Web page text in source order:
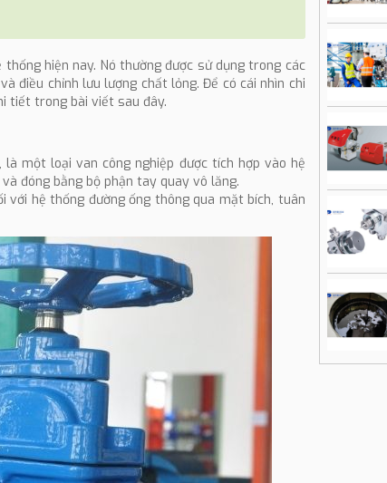
hiện nay. Nó thường được sử dụng trong các
điều chỉnh lưu lượng chất lỏng. Để có cái nhìn chi
tiết trong bài viết sau đây.
một loại van công nghiệp được tích hợp vào hệ
đóng bằng bộ phận tay quay vô lăng.
với hệ thống đường ống thông qua mặt bích, tuân